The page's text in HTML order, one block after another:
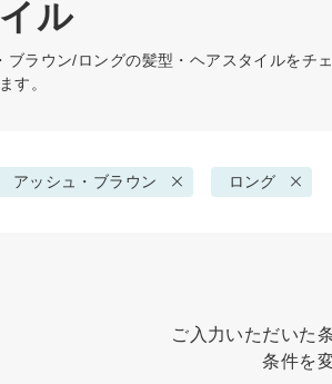
ル
ラウン/ロングの髪型・ヘアスタイルをチ
す。
アッシュ・ブラウン ロング
ご入力いただいた
条件を